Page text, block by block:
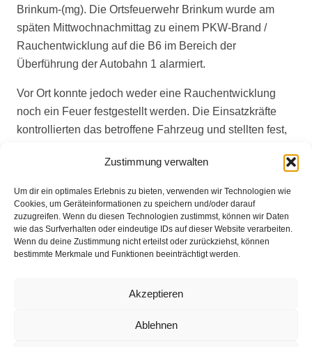
Zustimmung verwalten
Um dir ein optimales Erlebnis zu bieten, verwenden wir Technologien wie
Cookies, um Geräteinformationen zu speichern und/oder darauf
zuzugreifen. Wenn du diesen Technologien zustimmst, können wir Daten
wie das Surfverhalten oder eindeutige IDs auf dieser Website verarbeiten.
Wenn du deine Zustimmung nicht erteilst oder zurückziehst, können
bestimmte Merkmale und Funktionen beeinträchtigt werden.
Akzeptieren
Ablehnen
Brinkum-(mg). Die Ortsfeuerwehr Brinkum wurde am
späten Mittwochnachmittag zu einem PKW-Brand /
Rauchentwicklung auf die B6 im Bereich der
Überführung der Autobahn 1 alarmiert.
Vor Ort konnte jedoch weder eine Rauchentwicklung
noch ein Feuer festgestellt werden. Die Einsatzkräfte
kontrollierten das betroffene Fahrzeug und stellten fest,
Rauchentwicklung gewesen war.
Der Einsatz konnte nach einer halben Stunde beendet
werden.
Datenschutz